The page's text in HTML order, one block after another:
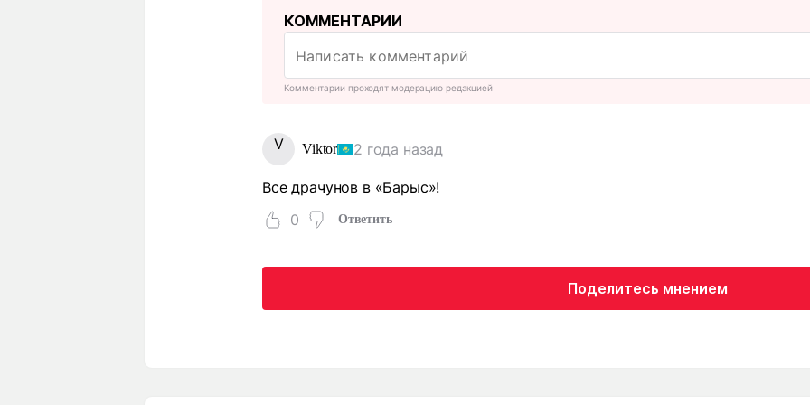
КОММЕНТАРИИ
Комментарии проходят модерацию редакцией
V Viktor 2 года назад
Все драчунов в «Барыс»!
0
Ответить
Поделитесь мнением